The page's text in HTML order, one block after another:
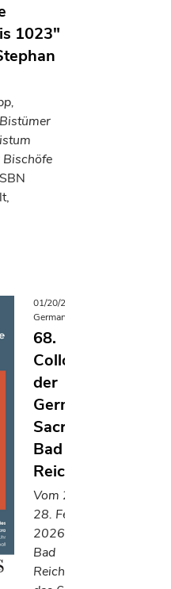
1023"
Bischöfe
01/20/2026
Germania Sacra
68.
Colloquium
der
Germania
Sacra in
Bad
Reichenhall
Vom 27. bis
28. Februar
2026 findet in
Bad
Reichenhall